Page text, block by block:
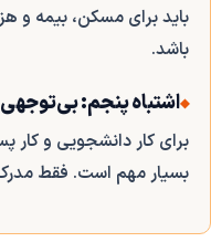
باید برای مسکن، بیمه و
باشد.
اشتباه پنجم: بی‌توجهی
برای کار دانشجویی و کار
بسیار مهم است. فقط